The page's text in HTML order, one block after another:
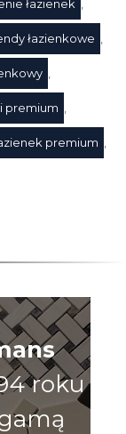
łazienek
łazienkowe
premium
premium
roku